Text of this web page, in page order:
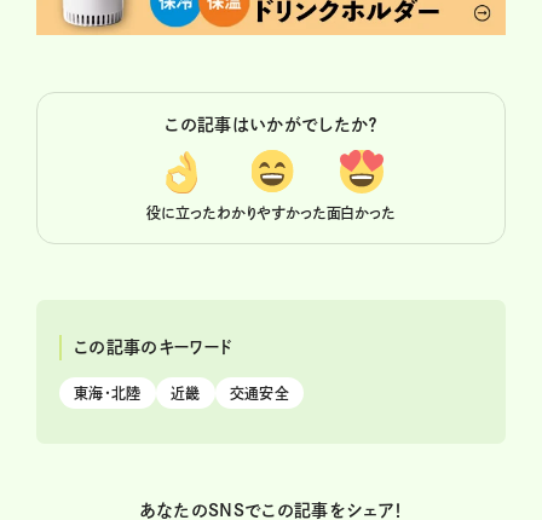
この記事はいかがでしたか？
役に立ったわかりやすかった面白かった
この記事のキーワード
東海・北陸 近畿 交通安全
あなたのSNSでこの記事をシェア！